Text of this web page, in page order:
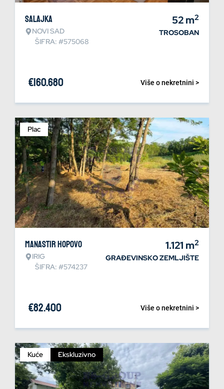
Salajka
NOVI SAD
ŠIFRA: #575068
52m2
TROSOBAN
Više o nekretnini >
€160.680
Plac
Manastir Hopovo
IRIG
ŠIFRA: #574237
1.121 m2
GRAĐEVINSKO ZEMLJIŠTE
Više o nekretnini >
€82.400
Kuće Ekskluzivno